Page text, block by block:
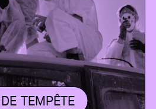
TEMPÊTE